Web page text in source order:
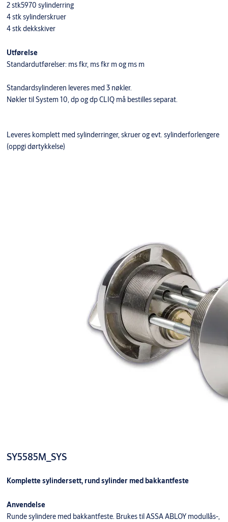
2 stk5970 sylinderring
4 stk sylinderskruer
4 stk dekkskiver
Utførelse
Standardutførelser: ms fkr, ms fkr m og ms m
Standardsylinderen leveres med 3 nøkler.
Nøkler til System 10, dp og dp CLIQ må bestilles separat.
Leveres komplett med sylinderringer, skruer og evt. sylinderforlengere
(oppgi dørtykkelse)
SY5585M_SYS
Komplette sylindersett, rund sylinder med bakkantfeste
Anvendelse
Runde sylindere med bakkantfeste. Brukes til ASSA ABLOY modullås-,